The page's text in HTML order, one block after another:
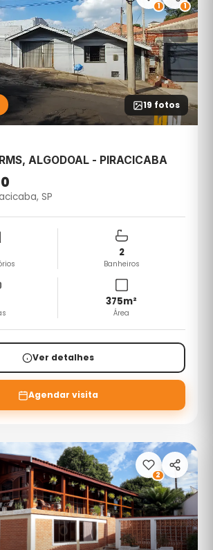
19 fotos
1 1
ALGODOAL - PIRACICABA
SP
2
Banheiros
375m²
Área
Ver detalhes
Agendar visita
2